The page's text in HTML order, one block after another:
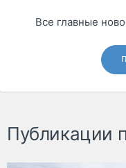
Все главные
Публикации